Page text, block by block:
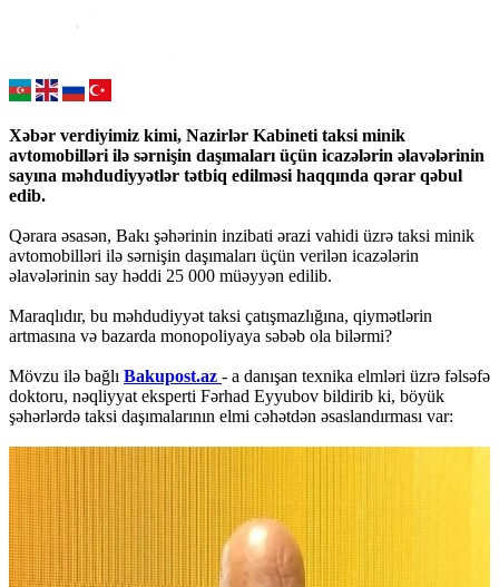
Xəbər verdiyimiz kimi, Nazirlər Kabineti taksi minik
avtomobilləri ilə sərnişin daşımaları üçün icazələrin əlavələrinin
sayına məhdudiyyətlər tətbiq edilməsi haqqında qərar qəbul
edib.
Qərara əsasən, Bakı şəhərinin inzibati ərazi vahidi üzrə taksi minik
avtomobilləri ilə sərnişin daşımaları üçün verilən icazələrin
əlavələrinin say həddi 25 000 müəyyən edilib.
Maraqlıdır, bu məhdudiyyət taksi çatışmazlığına, qiymətlərin
artmasına və bazarda monopoliyaya səbəb ola bilərmi?
Mövzu ilə bağlı Bakupost.az - a danışan texnika elmləri üzrə fəlsəfə
doktoru, nəqliyyat eksperti Fərhad Eyyubov bildirib ki, böyük
şəhərlərdə taksi daşımalarının elmi cəhətdən əsaslandırması var: